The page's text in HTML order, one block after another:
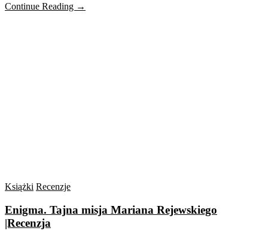
Continue Reading →
Książki Recenzje
Enigma. Tajna misja Mariana Rejewskiego
|Recenzja